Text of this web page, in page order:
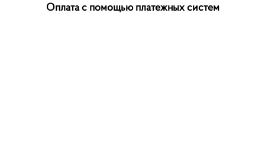
Оплата с помощью платежных систем